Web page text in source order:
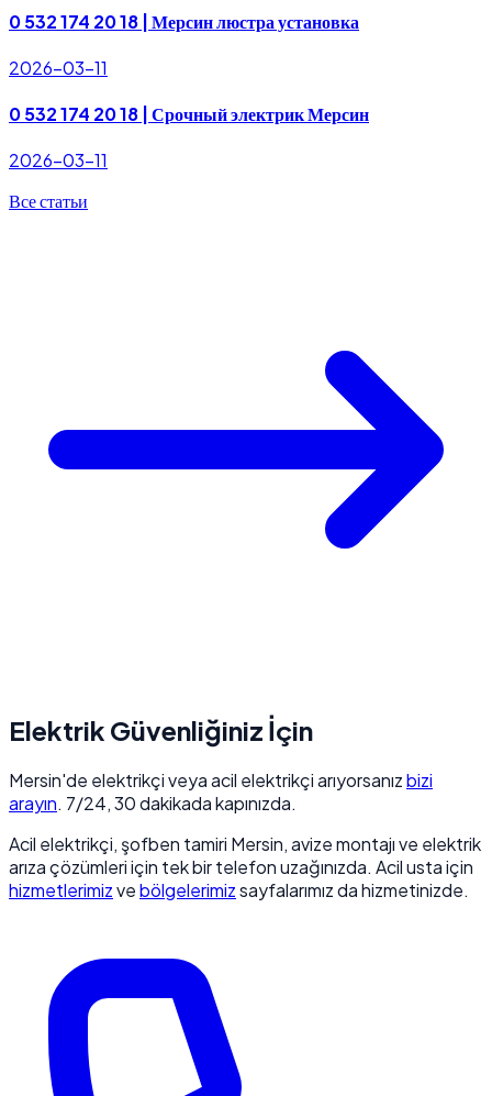
0 532 174 20 18 | Мерсин люстра установка
2026-03-11
0 532 174 20 18 | Срочный электрик Мерсин
2026-03-11
Все статьи
Elektrik Güvenliğiniz İçin
Mersin'de elektrikçi veya acil elektrikçi arıyorsanızbizi
arayın. 7/24, 30 dakikada kapınızda.
Acil elektrikçi, şofben tamiri Mersin, avize montajı ve elektrik
arıza çözümleri için tek bir telefon uzağınızda. Acil usta için
hizmetlerimizvebölgelerimizsayfalarımız da hizmetinizde.